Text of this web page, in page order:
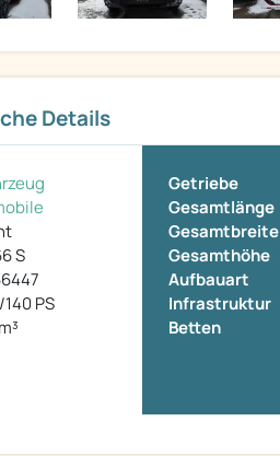
Details
S
PS
Getriebe
Gesamtlänge
Gesamtbreite
Gesamthöhe
Aufbauart
Infrastruktur
Betten